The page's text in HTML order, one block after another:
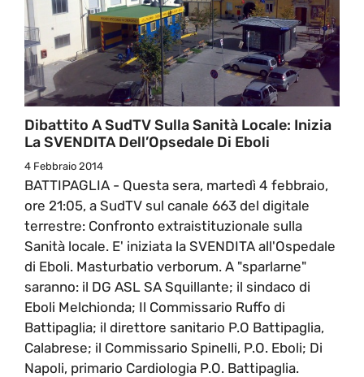
Dibattito A SudTV Sulla Sanità Locale: Inizia
La SVENDITA Dell’Opsedale Di Eboli
4 Febbraio 2014
BATTIPAGLIA - Questa sera, martedì 4 febbraio,
ore 21:05, a SudTV sul canale 663 del digitale
terrestre: Confronto extraistituzionale sulla
Sanità locale. E' iniziata la SVENDITA all'Ospedale
di Eboli. Masturbatio verborum. A "sparlarne"
saranno: il DG ASL SA Squillante; il sindaco di
Eboli Melchionda; Il Commissario Ruffo di
Battipaglia; il direttore sanitario P.O Battipaglia,
Calabrese; il Commissario Spinelli, P.O. Eboli; Di
Napoli, primario Cardiologia P.O. Battipaglia.